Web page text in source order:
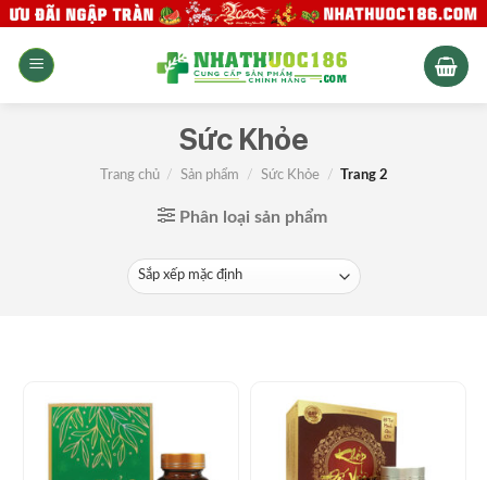
Skip
content
Sức Khỏe
Trang chủ / Sản phẩm / Sức Khỏe / Trang 2
Phân loại sản phẩm